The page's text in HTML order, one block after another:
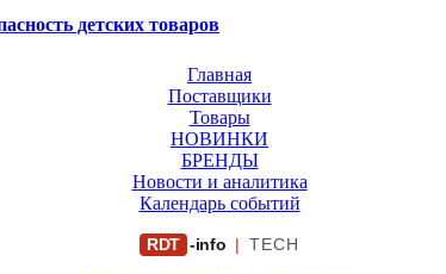
детских товаров
Главная
Поставщики
Товары
НОВИНКИ
БРЕНДЫ
Новости и аналитика
Календарь событий
RDT -info | TECH